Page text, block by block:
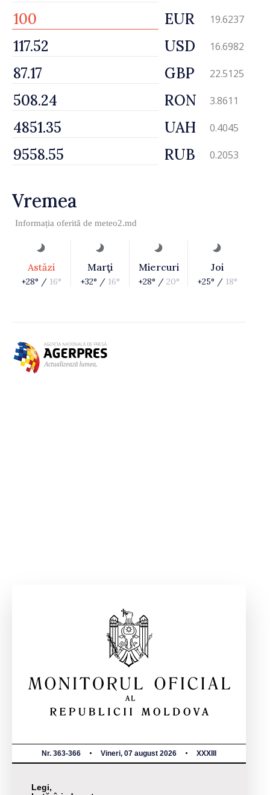
EUR 19.6237
USD 16.6982
GBP 22.5125
RON 3.8611
UAH 0.4045
RUB 0.2053
Vremea
Informația oferită de meteo2.md
Astăzi
+28° / 16°
Marţi
+32° / 16°
Miercuri
+28° / 20°
Joi
+25° / 18°
Nr. 363-366 Vineri, 07 august 2026 XXXIII
Legi,